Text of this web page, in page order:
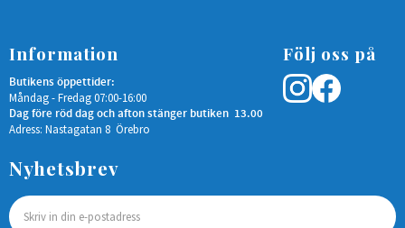
Information
Butikens öppettider:
Måndag - Fredag 07:00-16:00
Dag före röd dag och afton stänger butiken 13.00
Adress: Nastagatan 8 Örebro
Följ oss på
Nyhetsbrev